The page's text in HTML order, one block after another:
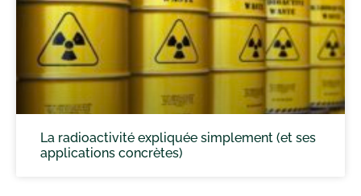
La radioactivité expliquée simplement (et ses
applications concrètes)